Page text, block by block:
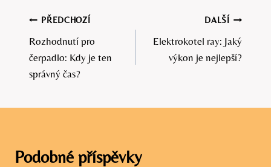
Navigace
pro
příspěvek
PŘEDCHOZÍ
Rozhodnutí pro
čerpadlo: Kdy je ten
správný čas?
DALŠÍ
Elektrokotel ray: Jaký
výkon je nejlepší?
Podobné příspěvky